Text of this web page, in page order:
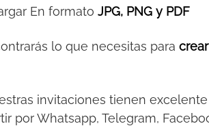
En formato JPG, PNG y PDF
lo que necesitas para
invitaciones tienen
por Whatsapp, Telegram,